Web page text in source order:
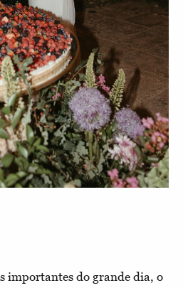
importantes do grande dia, o